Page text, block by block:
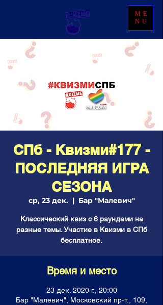
ME
NU
СПб - Квизми#177 -
ПОСЛЕДНЯЯ ИГРА
СЕЗОНА
ср, 23 дек.
  |
Бар "Малевич"
Классический квиз с 6 раундами на
разные темы. Участие в Квизми в СПб
бесплатное.
Время и место
23 дек. 2020 г., 20:00
Бар "Малевич", Московский пр-т., 109,